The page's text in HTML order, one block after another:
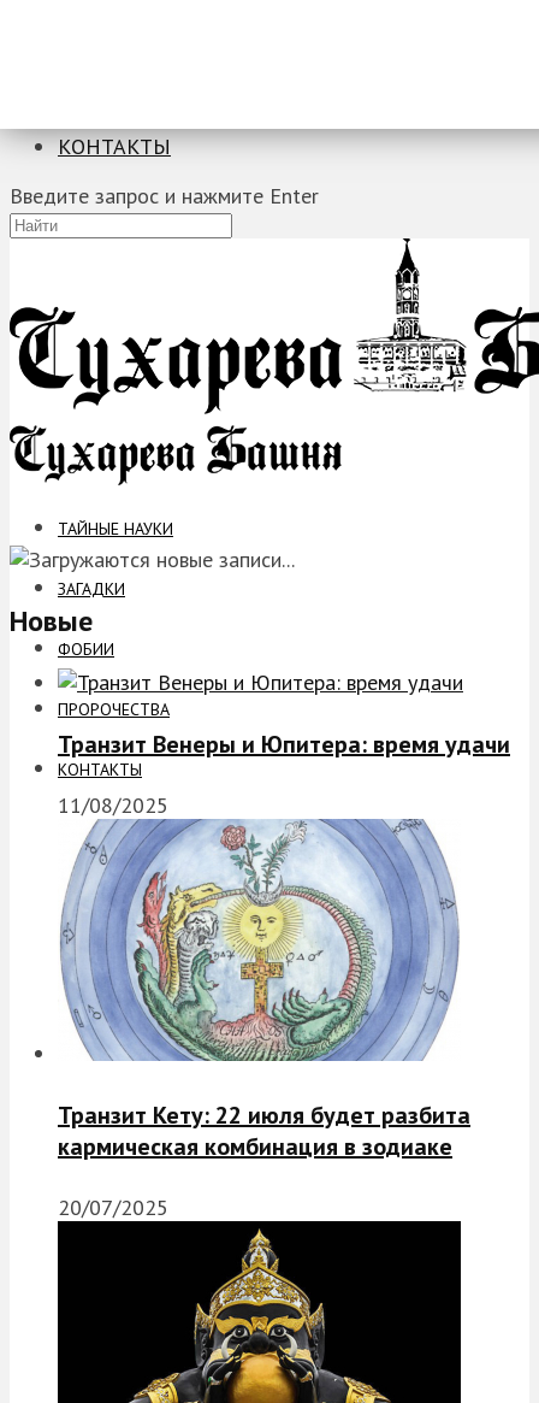
КОНТАКТЫ
Введите запрос и нажмите Enter
ТАЙНЫЕ НАУКИ
ЗАГАДКИ
ФОБИИ
ПРОРОЧЕСТВА
КОНТАКТЫ
Новые
Транзит Венеры и Юпитера: время удачи
11/08/2025
Транзит Кету: 22 июля будет разбита
кармическая комбинация в зодиаке
20/07/2025